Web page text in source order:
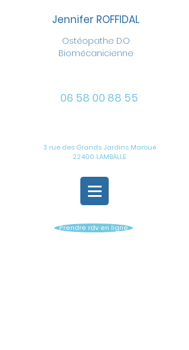
Jennifer ROFFIDAL
Ostéopathe D.O
Biomécanicienne
06 58 00 88 55
3 rue des Grands Jardins Maroué
22400 LAMBALLE
Prendre rdv en ligne